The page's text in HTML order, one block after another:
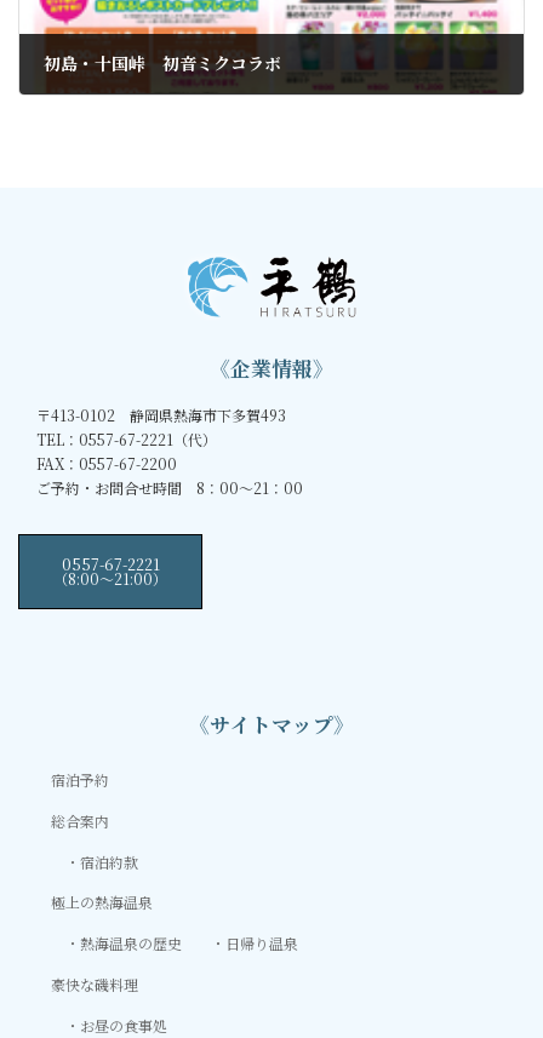
初島・十国峠 初音ミクコラボ
《企業情報》
〒413-0102 静岡県熱海市下多賀493
TEL：0557-67-2221（代）
FAX：0557-67-2200
ご予約・お問合せ時間 8：00～21：00
0557-67-2221
（8:00〜21:00）
《サイトマップ》
宿泊予約
総合案内
宿泊約款
極上の熱海温泉
熱海温泉の歴史
日帰り温泉
豪快な磯料理
お昼の食事処